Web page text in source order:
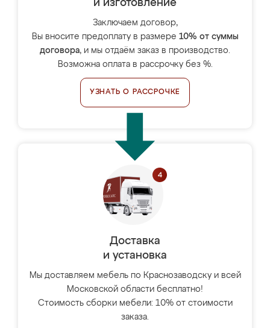
и изготовление
Заключаем договор,
Вы вносите предоплату в размере 10% от суммы
договора, и мы отдаём заказ в производство.
Возможна оплата в рассрочку без %.
УЗНАТЬ О РАССРОЧКЕ
Доставка
и установка
Мы доставляем мебель по Краснозаводску и всей
Московской области бесплатно!
Стоимость сборки мебели: 10% от стоимости
заказа.